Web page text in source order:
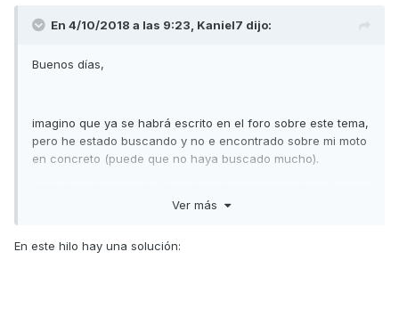
En 4/10/2018 a las 9:23, Kaniel7 dijo:
Buenos días,
imagino que ya se habrá escrito en el foro sobre este tema,
pero he estado buscando y no e encontrado sobre mi moto
en concreto (puede que no haya buscado mucho).
para el móvil? al tener el retrovisor en forma "triangular" no
una ayudita :P
Ver más
En este hilo hay una solución: